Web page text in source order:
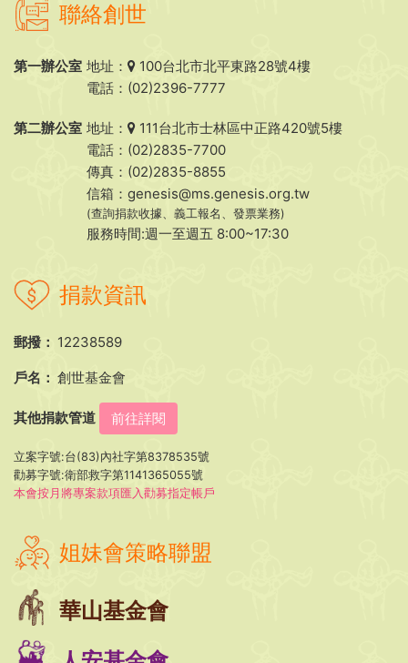
聯絡創世
第一辦公室 地址：
100台北市北平東路28號4樓
電話：(02)2396-7777
第二辦公室 地址：
111台北市士林區中正路420號5樓
電話：(02)2835-7700
傳真：(02)2835-8855
信箱： genesis@ms.genesis.org.tw
(查詢捐款收據、義工報名、發票業務)
服務時間:週一至週五 8:00~17:30
捐款資訊
郵撥： 12238589
戶名： 創世基金會
其他捐款管道 前往詳閱
立案字號:台(83)內社字第8378535號
勸募字號:衛部救字第1141365055號
本會按月將專案款項匯入勸募指定帳戶
姐妹會策略聯盟
華山基金會